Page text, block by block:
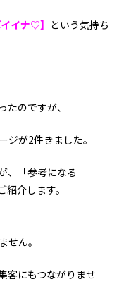
イナ♡】 という気持ち
のですが、
ジが2件きました。
、「参考になる
介します。
せん。
客にもつながりませ